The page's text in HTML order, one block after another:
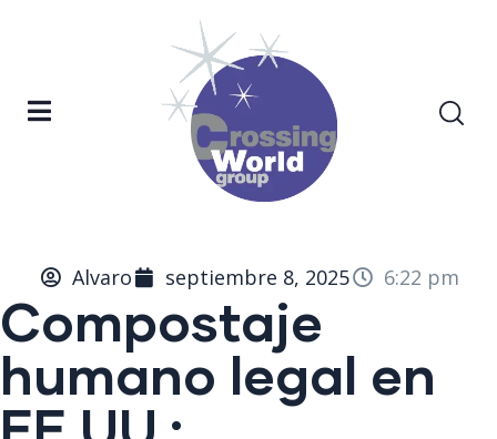
Alvaro septiembre 8, 2025 6:22 pm
Compostaje
humano legal en